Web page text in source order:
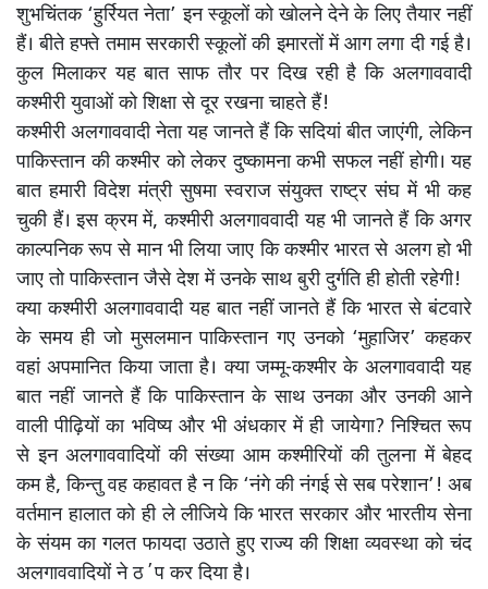
शुभचिंतक ‘हुर्रियत नेता’ इन स्कूलों को खोलने देने के लिए तैयार नहीं
हैं। बीते हफ्ते तमाम सरकारी स्कूलों की इमारतों में आग लगा दी गई है।
कुल मिलाकर यह बात साफ तौर पर दिख रही है कि अलगाववादी
कश्मीरी युवाओं को शिक्षा से दूर रखना चाहते हैं!
कश्मीरी अलगाववादी नेता यह जानते हैं कि सदियां बीत जाएंगी, लेकिन
पाकिस्तान की कश्मीर को लेकर दुष्कामना कभी सफल नहीं होगी। यह
बात हमारी विदेश मंत्री सुषमा स्वराज संयुक्त राष्ट्र संघ में भी कह
चुकी हैं। इस क्रम में, कश्मीरी अलगाववादी यह भी जानते हैं कि अगर
काल्पनिक रूप से मान भी लिया जाए कि कश्मीर भारत से अलग हो भी
जाए तो पाकिस्तान जैसे देश में उनके साथ बुरी दुर्गति ही होती रहेगी!
क्या कश्मीरी अलगाववादी यह बात नहीं जानते हैं कि भारत से बंटवारे
के समय ही जो मुसलमान पाकिस्तान गए उनको ‘मुहाजिर’ कहकर
वहां अपमानित किया जाता है। क्या जम्मू-कश्मीर के अलगाववादी यह
बात नहीं जानते हैं कि पाकिस्तान के साथ उनका और उनकी आने
वाली पीढ़ियों का भविष्य और भी अंधकार में ही जायेगा? निश्चित रूप
से इन अलगाववादियों की संख्या आम कश्मीरियों की तुलना में बेहद
कम है, किन्तु वह कहावत है न कि ‘नंगे की नंगई से सब परेशान’! अब
वर्तमान हालात को ही ले लीजिये कि भारत सरकार और भारतीय सेना
के संयम का गलत फायदा उठाते हुए राज्य की शिक्षा व्यवस्था को चंद
अलगाववादियों ने ठ΄प कर दिया है।